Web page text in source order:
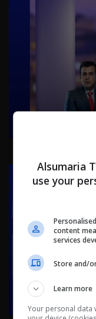
Alsumaria
use your
content
services
Store and/
Learn more
Your personal data